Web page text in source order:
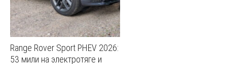
Range Rover Sport PHEV 2026:
53 мили на электротяге и